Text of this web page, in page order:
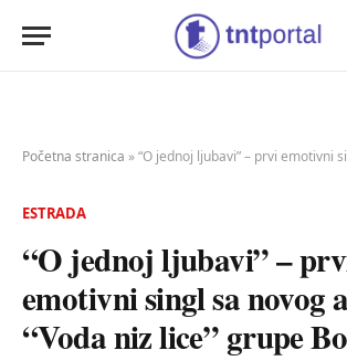
Početna stranica »“O jednoj ljubavi” – prvi emotivni singl sa novog albuma
ESTRADA
“O jednoj ljubavi” –
emotivni singl sa novog
“Voda niz lice” grupe